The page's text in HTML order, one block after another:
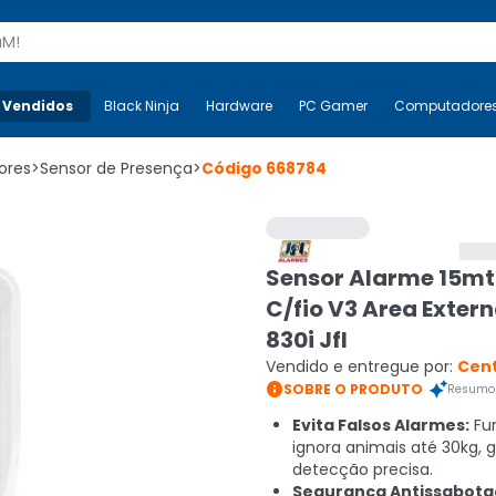
Mais-v- Black Ninja Hardware PC Gamer
Black Ninja Hardware PC Gamer
>Sensor de Presença>Código 668784
Sensor Alarme
C/fio V3 Area
830i Jfl
Vendido e entregue por:
SOBRE O PRODUTO
Evita Falsos Alarmes:
ignora animais até 30kg,
detecção precisa.
Segurança